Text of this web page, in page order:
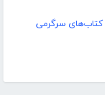
کتاب‌های سرگرمی